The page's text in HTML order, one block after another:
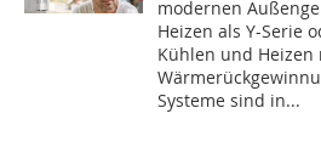
modernen
Heizen als Y-Serie
Kühlen und Heizen
Systeme sind in...